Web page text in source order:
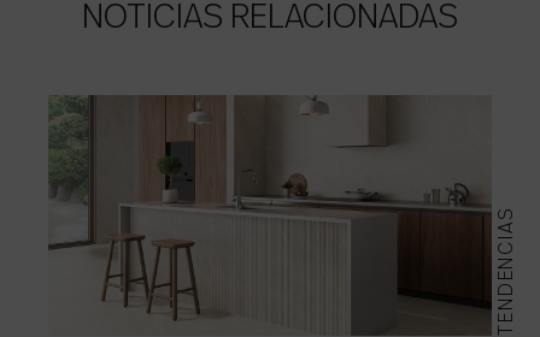
NOTICIAS RELACIONADAS
TENDENCIAS